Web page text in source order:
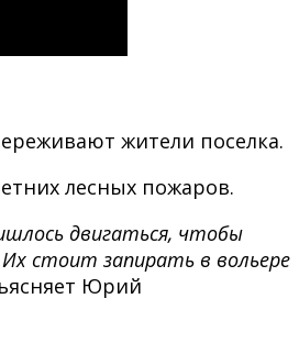
жители поселка.
лесных пожаров.
двигаться, чтобы
стоит запирать в вольере
Юрий